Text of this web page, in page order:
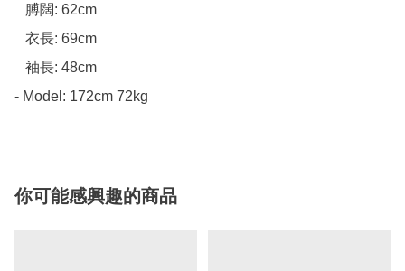
- Model: 172cm 72kg
你可能感興趣的商品